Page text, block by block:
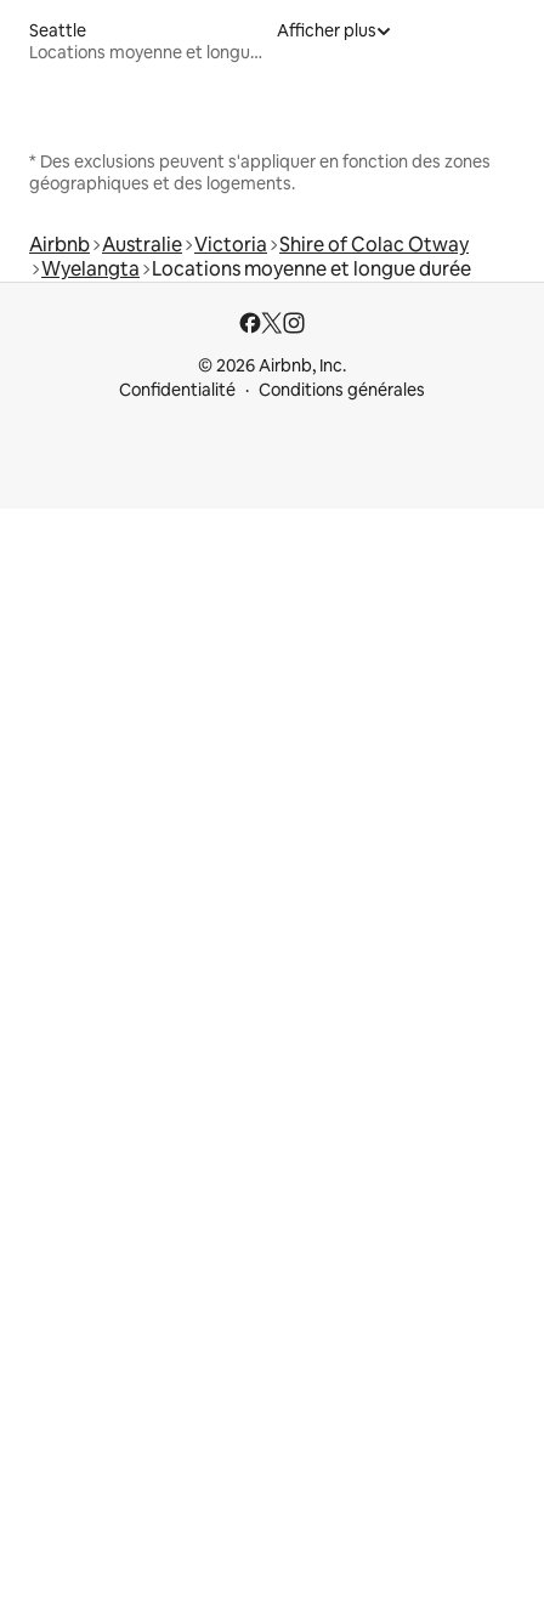
Seattle
Locations moyenne et longue durée
Afficher plus
* Des exclusions peuvent s'appliquer en fonction des zones
géographiques et des logements.
Airbnb Australie Victoria Shire of Colac Otway
Wyelangta Locations moyenne et longue durée
© 2026 Airbnb, Inc.
Confidentialité
Conditions générales